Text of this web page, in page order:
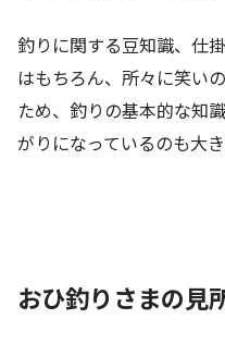
釣りに関する豆知識、仕
はもちろん、所々に笑い
ため、釣りの基本的な知
がりになっているのも大
おひ釣りさまの見